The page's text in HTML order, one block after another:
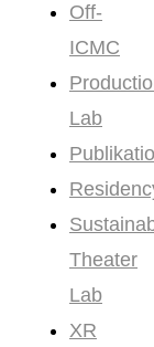
Off-
ICMC
Lab
Theater
Lab
XR